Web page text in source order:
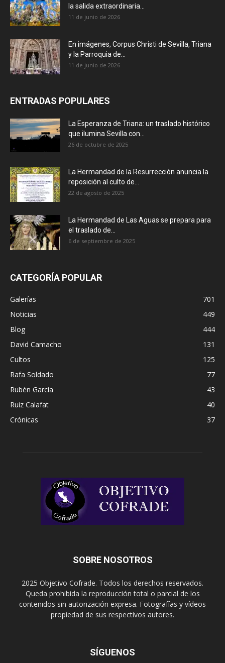
la salida extraordinaria...
11 de junio de 2026
En imágenes, Corpus Christi de Sevilla, Triana
y la Parroquia de...
11 de junio de 2026
ENTRADAS POPULARES
La Esperanza de Triana: un traslado histórico
que ilumina Sevilla con...
26 de octubre de 2025
La Hermandad de la Resurrección anuncia la
reposición al culto de...
22 de agosto de 2025
La Hermandad de Las Aguas se prepara para
el traslado de...
6 de septiembre de 2025
CATEGORÍA POPULAR
Galerías
701
Noticias
449
Blog
444
David Camacho
131
Cultos
125
Rafa Soldado
77
Rubén García
43
Ruiz Calafat
40
Crónicas
37
SOBRE NOSOTROS
2025 Objetivo Cofrade. Todos los derechos reservados.
Queda prohibida la reproducción total o parcial de los
contenidos sin autorización expresa. Fotografías y vídeos
propiedad de sus respectivos autores.
SÍGUENOS